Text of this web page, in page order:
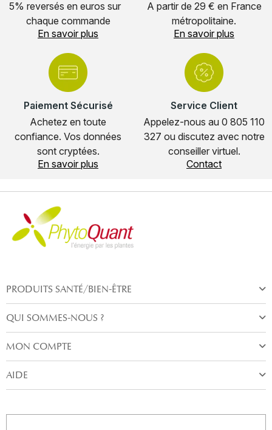
5% reversés en euros sur
chaque commande
En savoir plus
A partir de 29 € en France
métropolitaine.
En savoir plus
Paiement Sécurisé
Achetez en toute
confiance. Vos données
sont cryptées.
En savoir plus
Service Client
Appelez-nous au 0 805 110
327 ou discutez avec notre
conseiller virtuel.
Contact
PRODUITS SANTÉ/BIEN-ÊTRE
QUI SOMMES-NOUS ?
MON COMPTE
AIDE